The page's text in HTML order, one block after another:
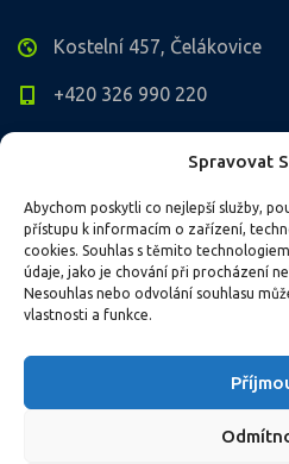
Spravovat
Abychom poskytli co nejlepší služby,
přístupu k informacím o zařízení,
cookies. Souhlas s těmito
údaje, jako je chování při procházení
Nesouhlas nebo odvolání souhlasu
vlastnosti a funkce.
Kostelní 457, Čelákovice
+420 326 990 220
Kontakt QR kód
Copyright 2018 © Základní škola